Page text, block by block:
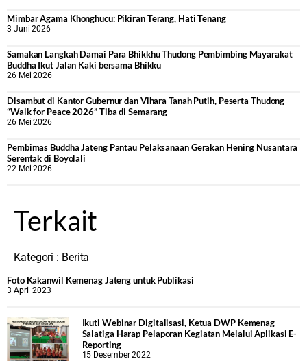
Mimbar Agama Khonghucu: Pikiran Terang, Hati Tenang
3 Juni 2026
Samakan Langkah Damai Para Bhikkhu Thudong Pembimbing Mayarakat
Buddha Ikut Jalan Kaki bersama Bhikku
26 Mei 2026
Disambut di Kantor Gubernur dan Vihara Tanah Putih, Peserta Thudong
“Walk for Peace 2026” Tiba di Semarang
26 Mei 2026
‎Pembimas Buddha Jateng Pantau Pelaksanaan Gerakan Hening Nusantara
Serentak di Boyolali
22 Mei 2026
Terkait
Kategori : Berita
Foto Kakanwil Kemenag Jateng untuk Publikasi
3 April 2023
Ikuti Webinar Digitalisasi, Ketua DWP Kemenag
Salatiga Harap Pelaporan Kegiatan Melalui Aplikasi E-
Reporting
15 Desember 2022